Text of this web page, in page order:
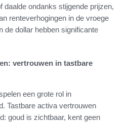
daalde ondanks stijgende prijzen,
renteverhogingen in de vroege
de dollar hebben significante
vertrouwen in tastbare
een grote rol in
Tastbare activa vertrouwen
goud is zichtbaar, kent geen